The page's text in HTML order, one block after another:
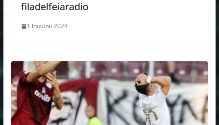
filadelfeiaradio
1 Ιουνίου 2024